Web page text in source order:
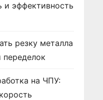
и эффективность
резку металла
на ЧПУ: